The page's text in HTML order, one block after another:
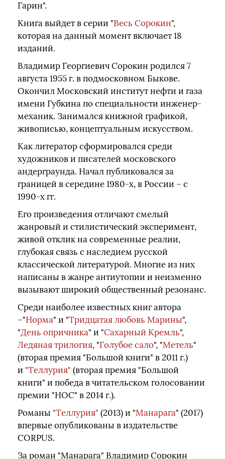
Гарин".
Книга выйдет в серии "Весь Сорокин",
которая на данный момент включает 18
изданий.
Владимир Георгиевич Сорокин родился 7
августа 1955 г. в подмосковном Быкове.
Окончил Московский институт нефти и газа
имени Губкина по специальности инженер-
механик. Занимался книжной графикой,
живописью, концептуальным искусством.
Как литератор сформировался среди
художников и писателей московского
андерграунда. Начал публиковался за
границей в середине 1980-х, в России – с
1990-х гг.
Его произведения отличают смелый
жанровый и стилистический эксперимент,
живой отклик на современные реалии,
глубокая связь с наследием русской
классической литературой. Многие из них
написаны в жанре антиутопии и неизменно
вызывают широкий общественный резонанс.
Среди наиболее известных книг автора
–"Норма" и "Тридцатая любовь Марины",
"День опричника" и "Сахарный Кремль",
Ледяная трилогия, "Голубое сало", "Метель"
(вторая премия "Большой книги" в 2011 г.)
и "Теллурия" (вторая премия "Большой
книги" и победа в читательском голосовании
премии "НОС" в 2014 г.).
Романы "Теллурия" (2013) и "Манарага" (2017)
впервые опубликованы в издательстве
CORPUS.
За роман "Манарага" Владимир Сорокин